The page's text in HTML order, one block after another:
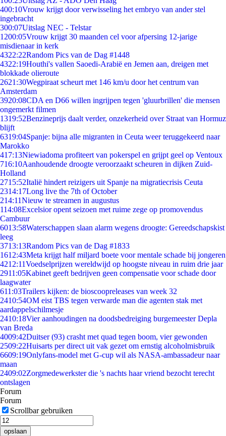
400:10Vrouw krijgt door verwisseling het embryo van ander stel
ingebracht
300:07Uitslag NEC - Telstar
1200:05Vrouw krijgt 30 maanden cel voor afpersing 12-jarige
misdienaar in kerk
4322:22Random Pics van de Dag #1448
4322:19Houthi's vallen Saoedi-Arabië en Jemen aan, dreigen met
blokkade olieroute
2621:30Wegpiraat scheurt met 146 km/u door het centrum van
Amsterdam
3920:08CDA en D66 willen ingrijpen tegen 'gluurbrillen' die mensen
ongemerkt filmen
1319:52Benzineprijs daalt verder, onzekerheid over Straat van Hormuz
blijft
6319:04Spanje: bijna alle migranten in Ceuta weer teruggekeerd naar
Marokko
417:13Niewiadoma profiteert van pokerspel en grijpt geel op Ventoux
716:10Aanhoudende droogte veroorzaakt scheuren in dijken Zuid-
Holland
2715:52Italië hindert reizigers uit Spanje na migratiecrisis Ceuta
2314:17Long live the 7th of October
214:11Nieuw te streamen in augustus
114:08Excelsior opent seizoen met ruime zege op promovendus
Cambuur
6013:58Waterschappen slaan alarm wegens droogte: Gereedschapskist
leeg
3713:13Random Pics van de Dag #1833
1612:43Meta krijgt half miljard boete voor mentale schade bij jongeren
4212:11Voedselprijzen wereldwijd op hoogste niveau in ruim drie jaar
2911:05Kabinet geeft bedrijven geen compensatie voor schade door
laagwater
611:03Trailers kijken: de bioscoopreleases van week 32
2410:54OM eist TBS tegen verwarde man die agenten stak met
aardappelschilmesje
2410:18Vier aanhoudingen na doodsbedreiging burgemeester Depla
van Breda
4009:42Duitser (93) crasht met quad tegen boom, vier gewonden
2509:22Huisarts per direct uit vak gezet om ernstig alcoholmisbruik
6609:19Onlyfans-model met G-cup wil als NASA-ambassadeur naar
maan
2409:02Zorgmedewerkster die 's nachts haar vriend bezocht terecht
ontslagen
Forum
Forum
Scrollbar gebruiken
opslaan